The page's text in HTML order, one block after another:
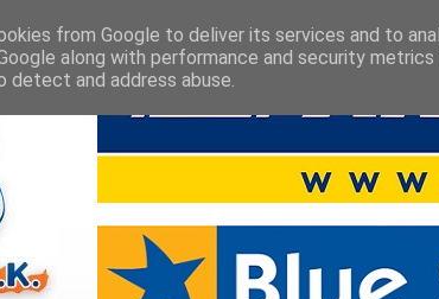
from Google to deliver its services and to
along with performance and security
detect and address abuse.